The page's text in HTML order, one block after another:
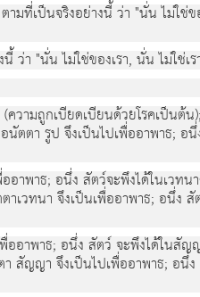
จริงอยางนี้ วา "นั่น ไมใชขอ
น ไมใชของเรา, นั่น ไมใชเ
มถูกเบียดเบียนดวยโรคเปนต
ตตา รูป จึงเปนไปเพื่ออาพาธ; อนึ่
าพาธ; อนึ่ง สัตวจะพึงไดในเวทน
วทนา จึงเปนเพื่ออาพาธ; อนึ่ง สัต
อาพาธ; อนึ่ง สัตว จะพึงไดในสั
ญญา จึงเปนไปเพื่ออาพาธ; อนึ่ง